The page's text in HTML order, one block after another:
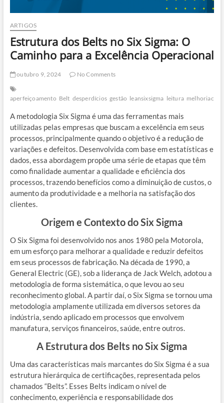
ARTIGOS
Estrutura dos Belts no Six Sigma: O
Caminho para a Excelência Operacional
outubro 9, 2024 No Comments
aperfeiçoamento Belt desperdícios gestão leansixsigma leitura
A metodologia Six Sigma é uma das ferramentas mais
utilizadas pelas empresas que buscam a excelência em seus
processos, principalmente quando o objetivo é a redução de
variações e defeitos. Desenvolvida com base em estatísticas e
dados, essa abordagem propõe uma série de etapas que têm
como finalidade aumentar a qualidade e eficiência dos
processos, trazendo benefícios como a diminuição de custos, o
aumento da produtividade e a melhoria na satisfação dos
clientes.
Origem e Contexto do Six Sigma
O Six Sigma foi desenvolvido nos anos 1980 pela Motorola,
em um esforço para melhorar a qualidade e reduzir defeitos
em seus processos de fabricação. Na década de 1990, a
General Electric (GE), sob a liderança de Jack Welch, adotou a
metodologia de forma sistemática, o que levou ao seu
reconhecimento global. A partir daí, o Six Sigma se tornou uma
metodologia amplamente utilizada em diversos setores da
indústria, sendo aplicado em processos que envolvem
manufatura, serviços financeiros, saúde, entre outros.
A Estrutura dos Belts no Six Sigma
Uma das características mais marcantes do Six Sigma é a sua
estrutura hierárquica de certificações, representada pelos
chamados “Belts”. Esses Belts indicam o nível de
conhecimento, experiência e responsabilidade dos